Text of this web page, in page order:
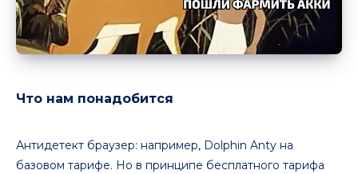
Что нам понадобится
Антидетект браузер: например, Dolphin Anty на
базовом тарифе. Но в принципе бесплатного тарифа